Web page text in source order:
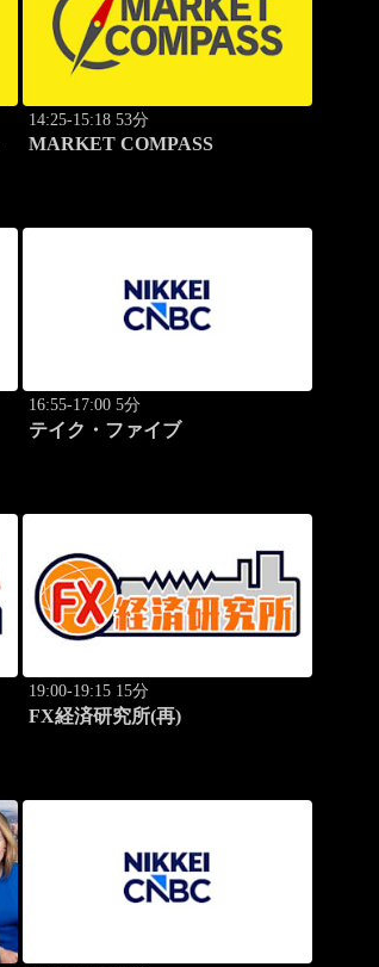
14:25-15:18 53分
MARKET COMPASS
16:55-17:00 5分
テイク・ファイブ
19:00-19:15 15分
FX経済研究所(再)